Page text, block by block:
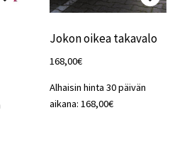
Jokon oikea takavalo
168,00€
Alhaisin hinta 30 päivän
aikana: 168,00€